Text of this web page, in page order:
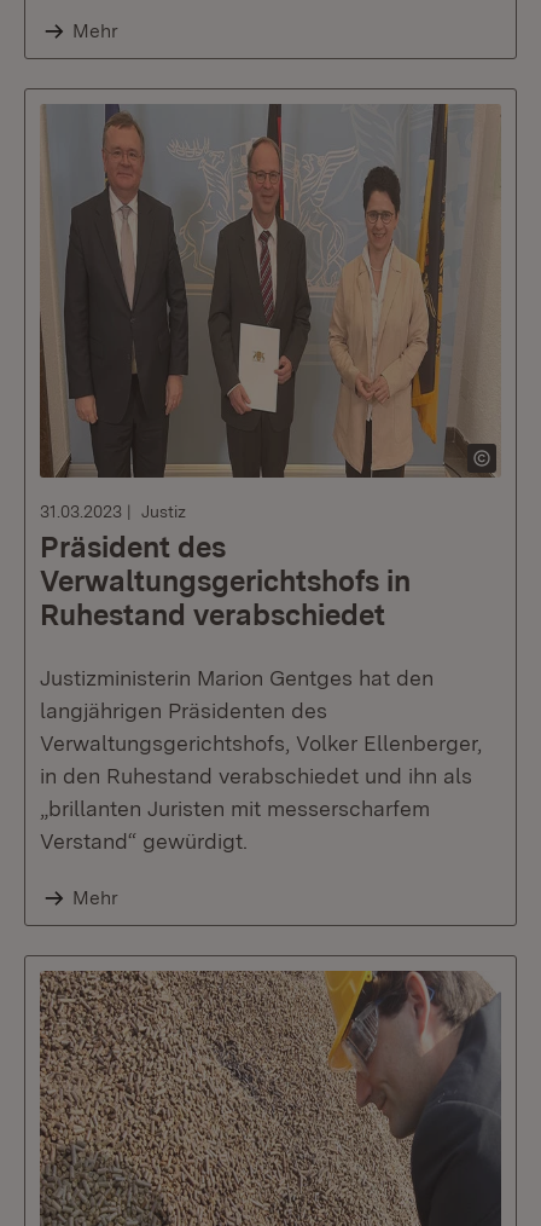
Mehr
31.03.2023 Justiz
Präsident des
Verwaltungsgerichtshofs in
Ruhestand verabschiedet
Justizministerin Marion Gentges hat den
langjährigen Präsidenten des
Verwaltungsgerichtshofs, Volker Ellenberger,
in den Ruhestand verabschiedet und ihn als
„brillanten Juristen mit messerscharfem
Verstand“ gewürdigt.
Mehr